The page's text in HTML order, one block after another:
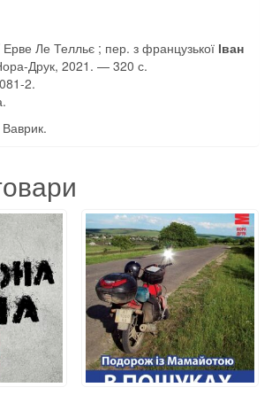
Ле Телльє ; пер. з французької Іван
Друк, 2021. — 320 с.
2.